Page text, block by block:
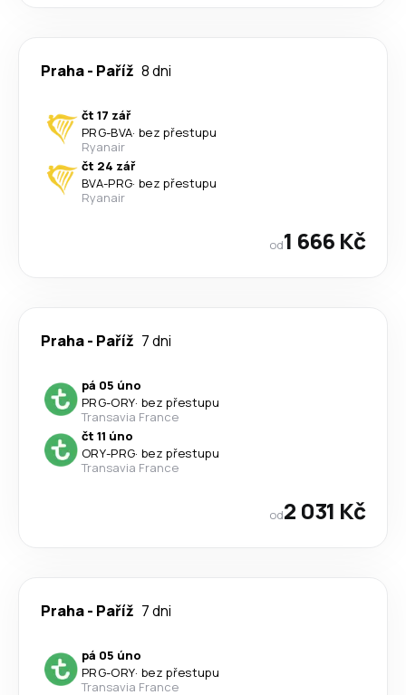
Praha- Paříž 8 dni
čt 17 zář
PRG-BVA· bez přestupu
Ryanair
čt 24 zář
BVA-PRG· bez přestupu
Ryanair
od1 666 Kč
Praha- Paříž 7 dni
pá 05 úno
PRG-ORY· bez přestupu
Transavia France
čt 11 úno
ORY-PRG· bez přestupu
Transavia France
od2 031 Kč
Praha- Paříž 7 dni
pá 05 úno
PRG-ORY· bez přestupu
Transavia France